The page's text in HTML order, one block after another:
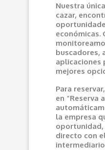
Nuestra
cazar,
económicas.
buscadores,
aplicaciones
mejores
Para
en “Reserva
la empresa
oportunidad,
directo con